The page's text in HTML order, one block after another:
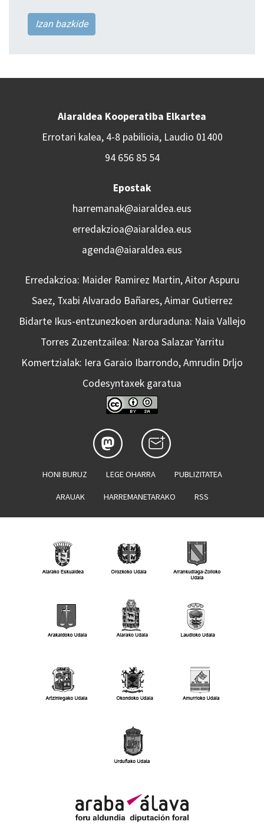
Izan bazkide
Aiaraldea Kooperatiba Elkartea
Errotari kalea, 4-8 pabilioia, Laudio 01400
94 656 85 54
Epostak
harremanak@aiaraldea.eus
erredakzioa@aiaraldea.eus
agenda@aiaraldea.eus
Erredakzioa: Maider Ramirez Martin, Aitor Aspuru
Saez, Txabi Alvarado Bañares, Aimar Gutierrez
Bidarte Ikus-entzunezkoen arduraduna: Naia Vallejo
Torres Zuzentzailea: Naroa Salazar Yarritu
Komertzialak: Iera Garaio Ibarrondo, Amrudin Drljo
Codesyntaxek garatua
HONI BURUZ LEGE OHARRA PUBLIZITATEA
ARAUAK HARREMANETARAKO RSS